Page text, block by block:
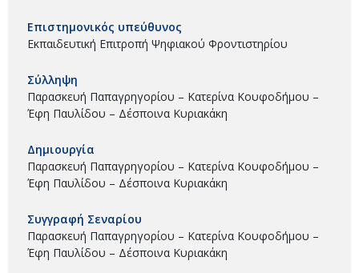
Επιστημονικός υπεύθυνος
Εκπαιδευτική Επιτροπή Ψηφιακού Φροντιστηρίου
Σύλληψη
Παρασκευή Παπαγρηγορίου – Κατερίνα Κουφοδήμου –
Έφη Παυλίδου – Δέσποινα Κυριακάκη
Δημιουργία
Παρασκευή Παπαγρηγορίου – Κατερίνα Κουφοδήμου –
Έφη Παυλίδου – Δέσποινα Κυριακάκη
Συγγραφή Σεναρίου
Παρασκευή Παπαγρηγορίου – Κατερίνα Κουφοδήμου –
Έφη Παυλίδου – Δέσποινα Κυριακάκη